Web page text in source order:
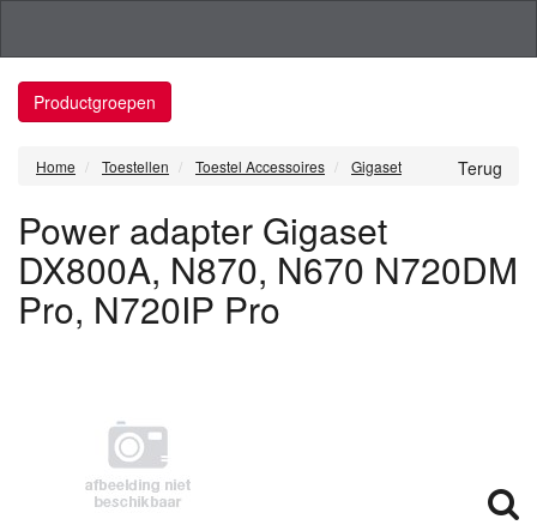
Productgroepen
Terug
Home Toestellen Toestel Accessoires Gigaset
Power adapter Gigaset
DX800A, N870, N670 N720DM
Pro, N720IP Pro